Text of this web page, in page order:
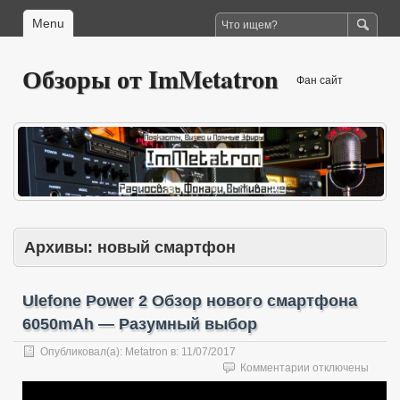
Menu
Обзоры от ImMetatron Фан сайт
Архивы: новый смартфон
Ulefone Power 2 Обзор нового смартфона
6050mAh — Разумный выбор
Опубликовал(а): Metatron в: 11/07/2017
Комментарии к
записи
отключены